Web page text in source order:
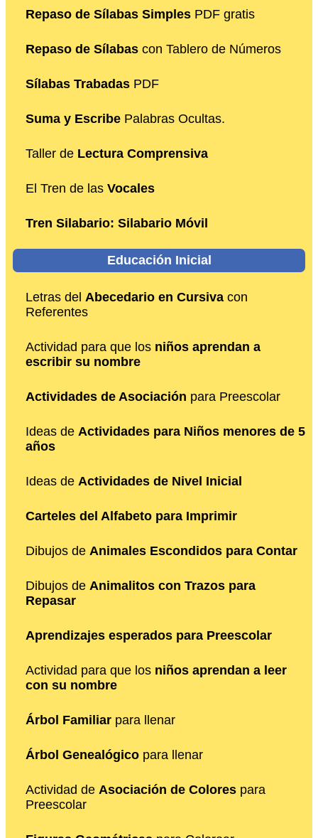
Repaso de Sílabas Simples PDF gratis
Repaso de Sílabas con Tablero de Números
Sílabas Trabadas PDF
Suma y Escribe Palabras Ocultas.
Taller de Lectura Comprensiva
El Tren de las Vocales
Tren Silabario: Silabario Móvil
Educación Inicial
Letras del Abecedario en Cursiva con
Referentes
Actividad para que los niños aprendan a
escribir su nombre
Actividades de Asociación para Preescolar
Ideas de Actividades para Niños menores de 5
años
Ideas de Actividades de Nivel Inicial
Carteles del Alfabeto para Imprimir
Dibujos de Animales Escondidos para Contar
Dibujos de Animalitos con Trazos para
Repasar
Aprendizajes esperados para Preescolar
Actividad para que los niños aprendan a leer
con su nombre
Árbol Familiar para llenar
Árbol Genealógico para llenar
Actividad de Asociación de Colores para
Preescolar